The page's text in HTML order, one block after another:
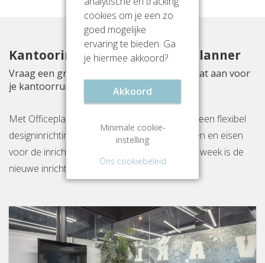
Kantoorinrichting met Officeplanner
Vraag een gratis inrichtingsvoorstel op maat aan voor
je kantoorruimte aan Fokkerstraat 16
Met Officeplanner huur, huurkoop of koop je een flexibel
designinrichtingspakket op basis van je wensen en eisen
voor de inrichting van jouw kantoor. Binnen 1 week is de
nieuwe inrichting gereed op locatie.
cookies om je een zo
goed mogelijke
ervaring te bieden. Ga
je hiermee akkoord?
Akkoord
Minimale cookie-
instelling
Ons cookiebeleid